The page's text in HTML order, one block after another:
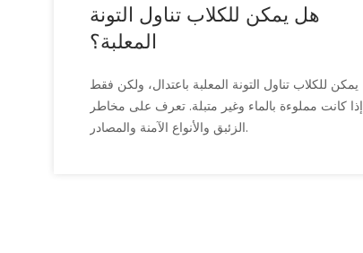
هل يمكن للكلاب تناول التونة
المعلبة؟
يمكن للكلاب تناول التونة المعلبة باعتدال، ولكن فقط
إذا كانت مملوءة بالماء وغير متبلة. تعرف على مخاطر
الزئبق والأنواع الآمنة والمصادر.